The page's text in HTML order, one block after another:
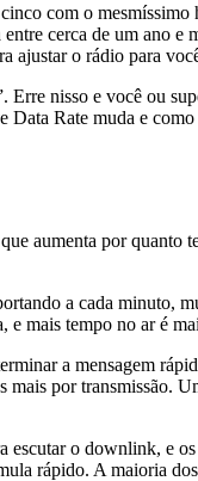
com o mesmíssimo
cerca de um ano e
ajustar o rádio para
Erre nisso e você ou
Data Rate muda e
aumenta por quanto
a cada minuto,
e mais tempo no ar é
a mensagem
por transmissão.
escutar o downlink, e
rápido. A maioria